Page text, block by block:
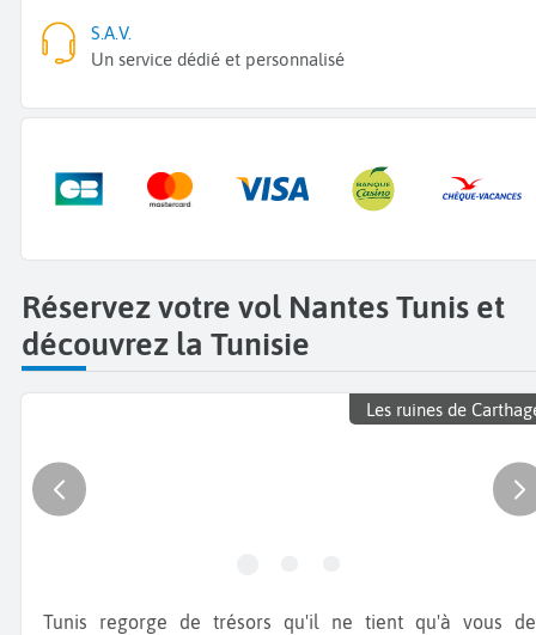
S.A.V.
Un service dédié et personnalisé
Réservez votre vol Nantes Tunis et
découvrez la Tunisie
Les ruines de
Tunis regorge de trésors qu'il ne tient qu'à vous de